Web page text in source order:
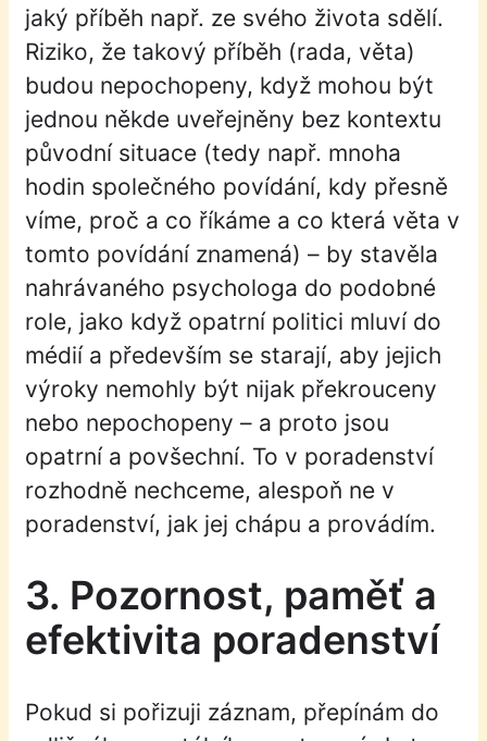
jaký příběh např. ze svého života sdělí.
Riziko, že takový příběh (rada, věta)
budou nepochopeny, když mohou být
jednou někde uveřejněny bez kontextu
původní situace (tedy např. mnoha
hodin společného povídání, kdy přesně
víme, proč a co říkáme a co která věta v
tomto povídání znamená) – by stavěla
nahrávaného psychologa do podobné
role, jako když opatrní politici mluví do
médií a především se starají, aby jejich
výroky nemohly být nijak překrouceny
nebo nepochopeny – a proto jsou
opatrní a povšechní. To v poradenství
rozhodně nechceme, alespoň ne v
poradenství, jak jej chápu a provádím.
3. Pozornost, paměť a
efektivita poradenství
Pokud si pořizuji záznam, přepínám do